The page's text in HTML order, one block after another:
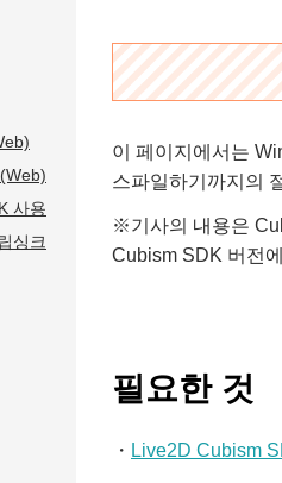
사용
싱크
이 페이지에서는
스파일하기까지의
※기사의 내용은
Cubism SDK 버전
필요한 것
・ Live2D Cubism